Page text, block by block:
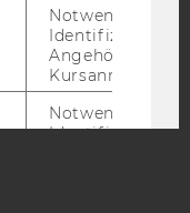
Notwendig zur
Identifizierung
Angehörige/r für
Kursanmeldung.
Notwendig zur
Identifizierung